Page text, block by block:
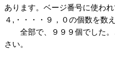
あります。ベージ番号に使わ
４,・・・・９，０の個数を数
全部で、９９９個でした。
さい。